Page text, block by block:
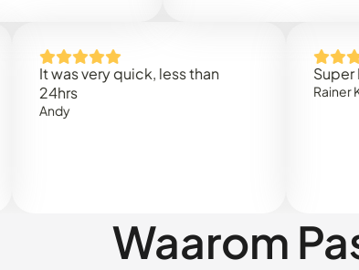
It was very quick, less than
Super
Rainer K.
Waarom